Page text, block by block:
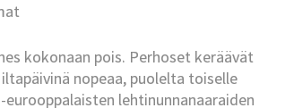
kokonaan pois. Perhoset keräävät
nopeaa, puolelta toiselle
lehtinunnanaaraiden